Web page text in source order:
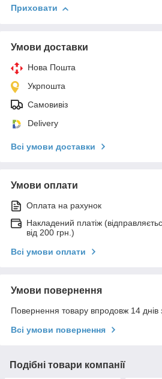
Приховати
Умови доставки
Нова Пошта
Укрпошта
Самовивіз
Delivery
Всі умови доставки
Умови оплати
Оплата на рахунок
Накладений платіж
від 200 грн.)
Всі умови оплати
Умови повернення
Повернення товару впродовж 14 днів
Всі умови повернення
Подібні товари компанії